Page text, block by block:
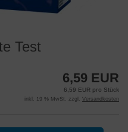
Test
6,59 EUR
6,59 EUR pro Stück
inkl. 19 % MwSt. zzgl. Versandkosten